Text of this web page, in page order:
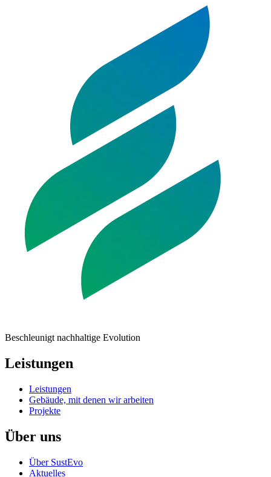
Beschleunigt nachhaltige Evolution
Leistungen
Leistungen
Gebäude, mit denen wir arbeiten
Projekte
Über uns
Über SustEvo
Aktuelles